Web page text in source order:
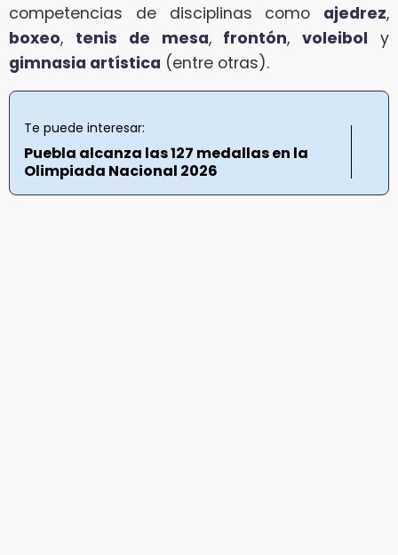
competencias de disciplinas como ajedrez,
boxeo, tenis de mesa, frontón,voleibol y
gimnasia artística (entre otras).
Te puede interesar:
Puebla alcanza las 127 medallas en la
Olimpiada Nacional 2026